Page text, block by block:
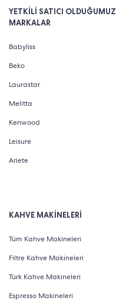
kolayca takip edilebilir.
setlerinden farklı olarak
mevcuttur.
Güçlü tıraş makineleri ile
bakım seti için de komple
sayede hem yüz hem de
başlıklara tek bir paket
olur. Su geçirmez formda
Kullanışlı ve pratik başlık
erkek bakım seti modelleri
sayesinde hızlı ve
Ayarlanabilir taraklı
uzunlukta kısaltabilmenizi
YETKİLİ SATICI OLDUĞUMUZ
MARKALAR
Babyliss
Beko
Laurastar
Melitta
Kenwood
Leisure
Ariete
KAHVE MAKİNELERİ
Tüm Kahve Makineleri
Filtre Kahve Makineleri
Türk Kahve Makineleri
Espresso Makineleri